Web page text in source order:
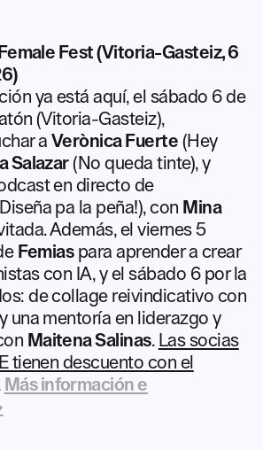
Fest (Vitoria-Gasteiz, 6
ya está aquí, el sábado 6 de
(Vitoria-Gasteiz),
a Verònica Fuerte (Hey
Salazar(No queda tinte), y
en directo de
pa la peña!), con Mina
Además, el viernes 5
Femiaspara aprender a crear
con IA, y el sábado 6 por la
de collage reivindicativo con
una mentoría en liderazgo y
Maitena Salinas. Las socias
tienen descuento con el
Más información e